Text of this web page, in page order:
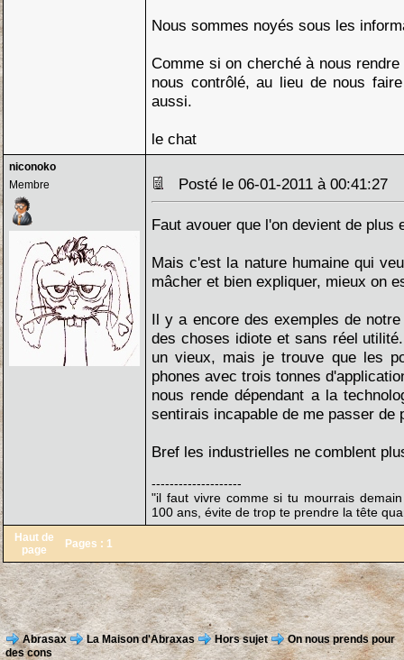
Nous sommes noyés sous les
Comme si on cherché à nous
nous contrôlé, au lieu de nous
aussi.
le chat
niconoko
Membre
Posté le 06-01-2011 à 00:41:27
Faut avouer que l'on devient de plus
Mais c'est la nature humaine qui
mâcher et bien expliquer, mieux on
Il y a encore des exemples de
des choses idiote et sans réel
un vieux, mais je trouve que les
phones avec trois tonnes
nous rende dépendant a la
sentirais incapable de me passer de
Bref les industrielles ne comblent
--------------------
"il faut vivre comme si tu mourrais
100 ans, évite de trop te prendre la tête
Haut de
page
Pages : 1
Abrasax La Maison d'Abraxas Hors sujet
On nous prends pour
des cons